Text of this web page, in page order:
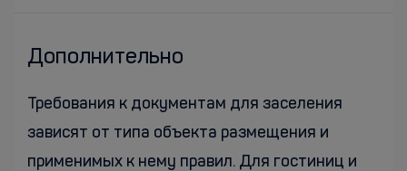
Дополнительно
Требования к документам для заселения
зависят от типа объекта размещения и
применимых к нему правил. Для гостиниц и